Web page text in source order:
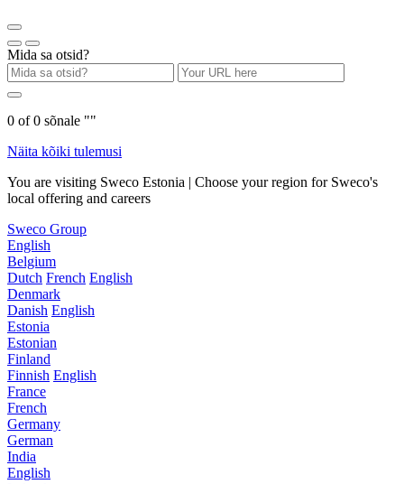
Mida sa otsid?
0 of0 sõnale ""
Näita kõiki tulemusi
You are visiting Sweco Estonia | Choose your region for Sweco's
local offering and careers
Sweco Group
English
Belgium
Dutch French English
Denmark
Danish English
Estonia
Estonian
Finland
Finnish English
France
French
Germany
German
India
English